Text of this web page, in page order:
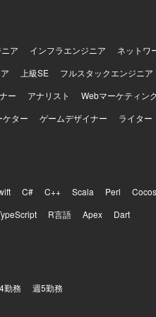
ア インフラエンジニア ネットワ
上級SE フルスタックエンジニア
ー アナリスト Webマーケティン
ケター ゲームデザイナー ライター
C# C++ Scala Perl
R言語 Apex Dart
勤務 週5勤務